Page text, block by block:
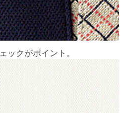
ックがポイント。